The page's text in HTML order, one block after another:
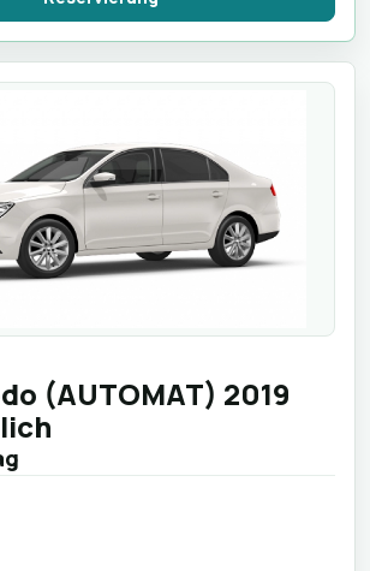
(AUTOMAT) 2019